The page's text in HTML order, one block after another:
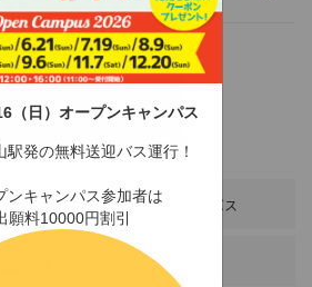
（日）オープンキャンパス
駅発の無料送迎バス運行！
ンキャンパス参加者は
願料10000円割引
兵庫県赤穂市新田380-3
2525（代）FAX：0791-46-2526
スクールバス